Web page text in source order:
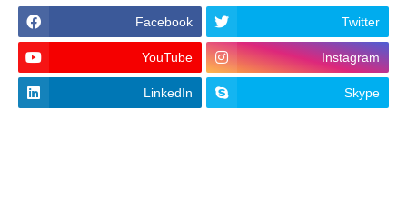
Facebook Twitter
YouTube Instagram
LinkedIn Skype